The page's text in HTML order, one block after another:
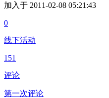
加入于 2011-02-08 05:21:43
0
线下活动
151
评论
第一次评论